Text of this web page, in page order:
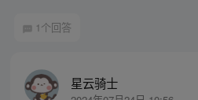
1个回答
星云骑士